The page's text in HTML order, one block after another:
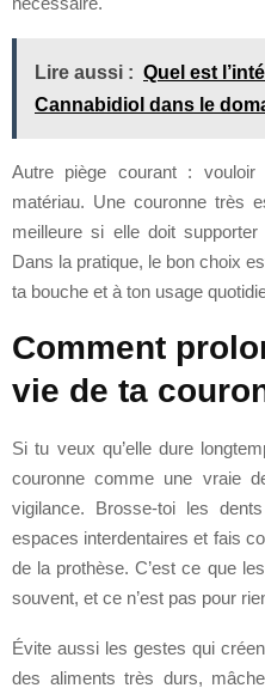
Lire aussi : Quel est
Cannabidiol dans le
Autre piège courant :
matériau. Une couronne très
meilleure si elle doit
Dans la pratique, le bon choix
ta bouche et à ton usage
Comment
vie de ta
Si tu veux qu’elle dure
couronne comme une vraie
vigilance. Brosse-toi les
espaces interdentaires et fais
de la prothèse. C’est ce que
souvent, et ce n’est pas pour
Évite aussi les gestes qui
des aliments très durs,